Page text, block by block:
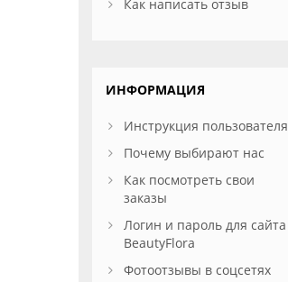
Как написать отзыв
ИНФОРМАЦИЯ
Инструкция пользователя
Почему выбирают нас
Как посмотреть свои
заказы
Логин и пароль для сайта
BeautyFlora
Фотоотзывы в соцсетях